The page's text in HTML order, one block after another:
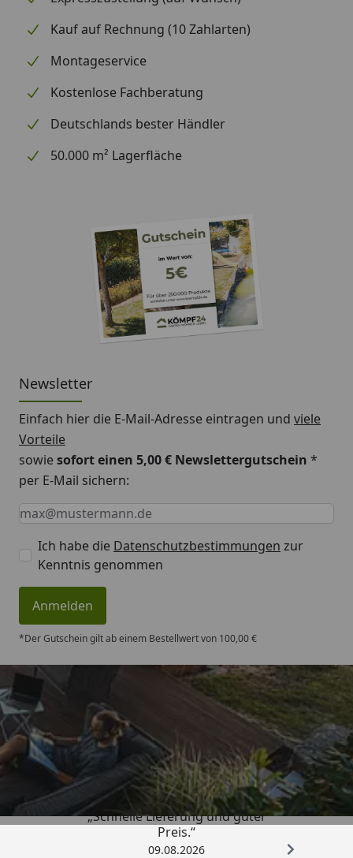
Kauf auf Rechnung (10 Zahlarten)
Montageservice
Kostenlose Fachberatung
Deutschlands bester Händler
50.000 m² Lagerfläche
Newsletter
Einfach hier die E-Mail-Adresse eintragen und viele
Vorteile
sowiesofort einen 5,00 € Newslettergutschein *
per E-Mail sichern:
Keine Eingabe erforderlich
Eingabe erforderlich
E-Mail *
Ich habe die Datenschutzbestimmungen zur
Kenntnis genommen
Anmelden
*Der Gutschein gilt ab einem Bestellwert von 100,00 €
Trusted Shops
4,83/ 5
„Schnelle Lieferung und guter
Preis.“
09.08.2026